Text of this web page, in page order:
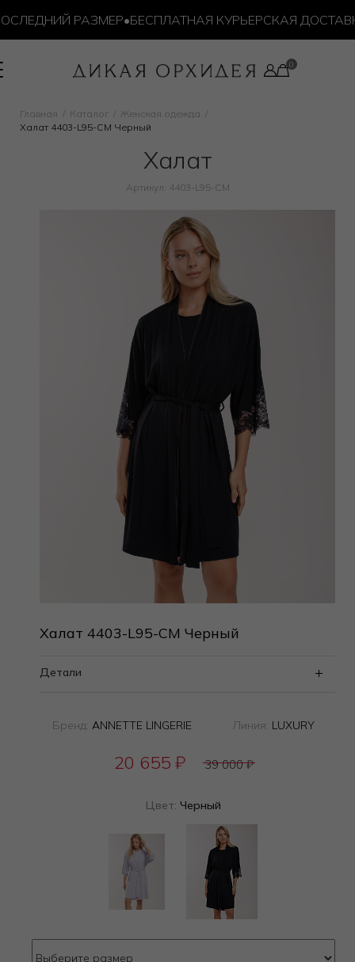
РАЗМЕР•БЕСПЛАТНАЯ КУРЬЕРСКАЯ ДОСТАВКА
Главная Каталог
Женская одежда
Халат 4403-L95-CM Черный
Халат
Артикул: 4403-L95-CM
Халат 4403-L95-CM Черный
Детали
Бренд: ANNETTE LINGERIE Линия: LUXURY
20 655 ₽ 39 000₽
Цвет: Черный